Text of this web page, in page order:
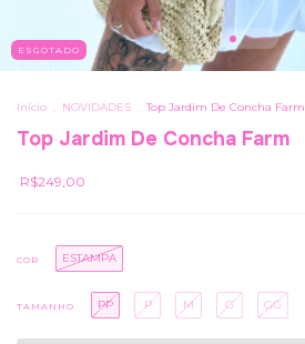
ESGOTADO
Início . NOVIDADES . Top Jardim De Concha Farm
Top Jardim De Concha Farm
R$249,00
COR ESTAMPA
TAMANHO PP P M G GG